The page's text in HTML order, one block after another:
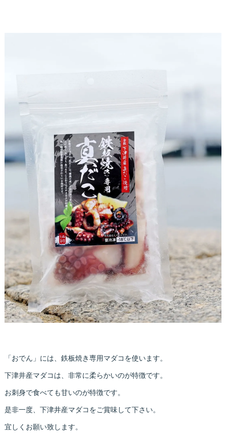
「おでん」には、鉄板焼き専用マダコを使います。
下津井産マダコは、非常に柔らかいのが特徴です。
お刺身で食べても甘いのが特徴です。
是非一度、下津井産マダコをご賞味して下さい。
宜しくお願い致します。